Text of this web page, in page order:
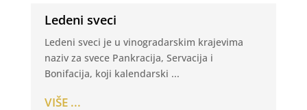
Ledeni sveci
Ledeni sveci je u vinogradarskim krajevima
naziv za svece Pankracija, Servacija i
Bonifacija, koji kalendarski ...
VIŠE ...